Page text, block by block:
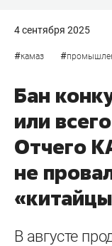
4 сентября 2025
#камаз #
Бан
или
Отчего
не
В августе